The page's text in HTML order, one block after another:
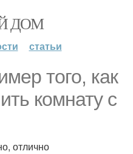
ДОМ
статьи
того, как
комнату с
отлично